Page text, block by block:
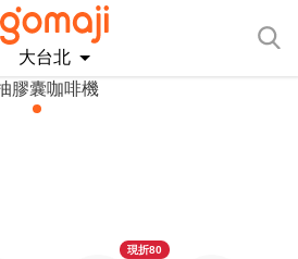
大台北
現折80